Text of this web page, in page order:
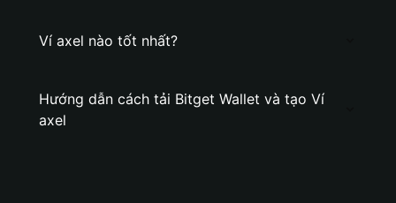
Ví axel nào tốt nhất?
Hướng dẫn cách tải Bitget Wallet và tạo Ví
axel